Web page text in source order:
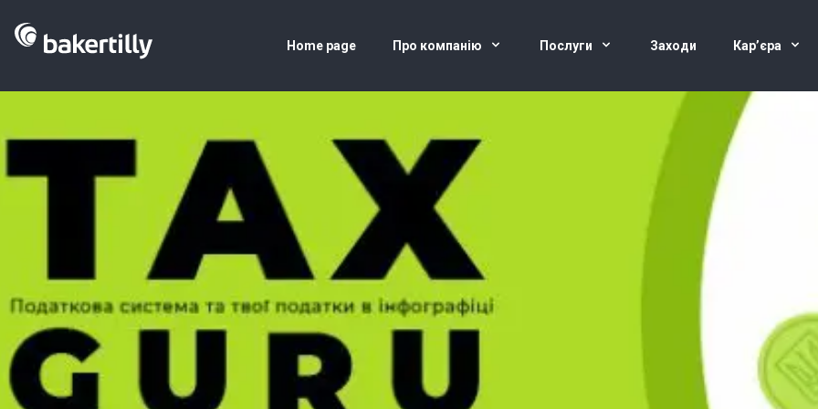
Home page Про компанію Послуги Заходи Кар’єра